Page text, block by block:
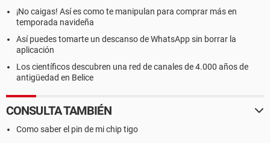
¡No caigas! Así es como te manipulan para comprar más en
temporada navideña
Así puedes tomarte un descanso de WhatsApp sin borrar la
aplicación
Los científicos descubren una red de canales de 4.000 años de
antigüedad en Belice
CONSULTA TAMBIÉN
Como saber el pin de mi chip tigo